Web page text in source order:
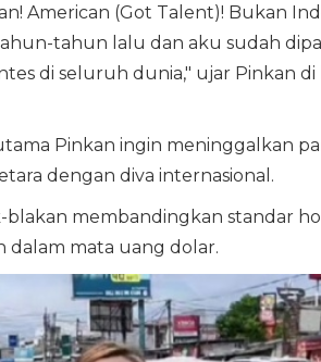
American (Got Talent)! Bukan
tahun lalu dan aku sudah
di seluruh dunia," ujar Pinkan di
Pinkan ingin meninggalkan
dengan diva internasional.
blakan membandingkan standar
dalam mata uang dolar.